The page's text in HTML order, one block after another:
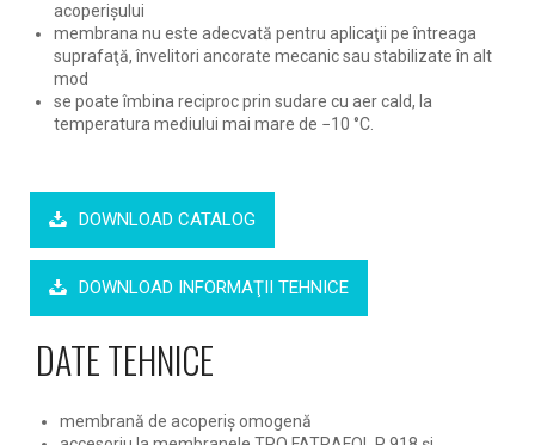
acoperişului
membrana nu este adecvată pentru aplicaţii pe întreaga
suprafaţă, învelitori ancorate mecanic sau stabilizate în alt
mod
se poate îmbina reciproc prin sudare cu aer cald, la
temperatura mediului mai mare de −10 °C.
DOWNLOAD CATALOG
DOWNLOAD INFORMAŢII TEHNICE
DATE TEHNICE
membrană de acoperiş omogenă